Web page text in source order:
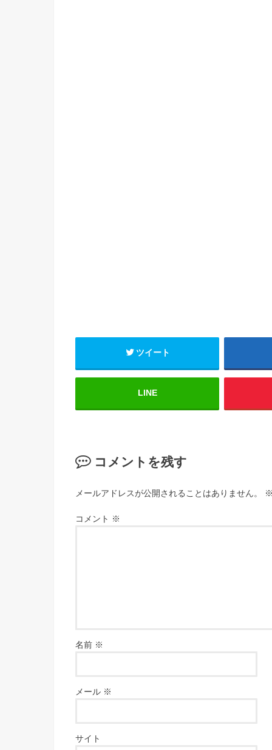
ツイート
LINE
コメントを残す
メールアドレスが公開されることはありません。
コメント ※
名前 ※
メール ※
サイト